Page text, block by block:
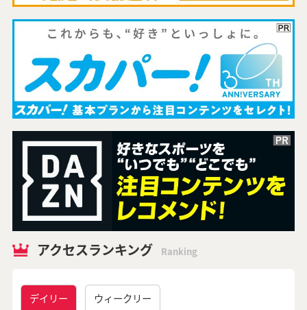
アクセスランキング Ranking
デイリー ウィークリー